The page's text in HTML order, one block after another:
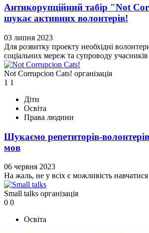
Антикорупційний табір "Not
шукає активних волонтерів!
03 липня 2023
Для розвитку проекту необхідні
соціальних мереж та супроводу учасників
Not Corrupcion Cats! організація
1 1
Діти
Освіта
Права людини
Шукаємо репетиторів-
мов
06 червня 2023
На жаль, не у всіх є можливість
Small talks організація
0 0
Освіта